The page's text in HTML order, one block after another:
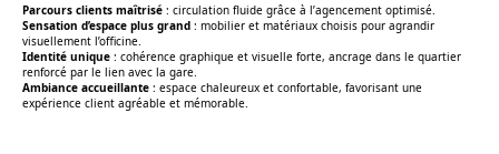
Parcours clients maîtrisé : circulation fluide grâce à l’agencement optimisé.
Sensation d’espace plus grand : mobilier et matériaux choisis pour agrandir
visuellement l’officine.
Identité unique : cohérence graphique et visuelle forte, ancrage dans le quartier
renforcé par le lien avec la gare.
Ambiance accueillante : espace chaleureux et confortable, favorisant une
expérience client agréable et mémorable.